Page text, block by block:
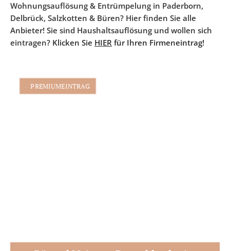
Wohnungsauflösung & Entrümpelung in Paderborn,
Delbrück, Salzkotten & Büren? Hier finden Sie alle
Anbieter! Sie sind Haushaltsauflösung und wollen sich
eintragen? Klicken Sie HIER für Ihren Firmeneintrag!
PREMIUMEINTRAG